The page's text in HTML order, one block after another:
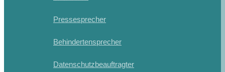
Pressesprecher
Behindertensprecher
Datenschutzbeauftragter